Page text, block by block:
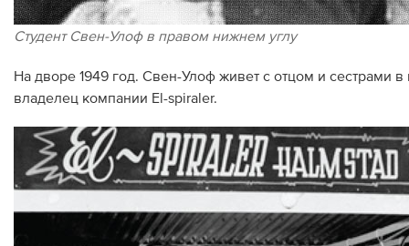
Студент Свен-Улоф в правом нижнем углу
На дворе 1949 год. Свен-Улоф живет с отцом и сестрами
владелец компании El-spiraler.